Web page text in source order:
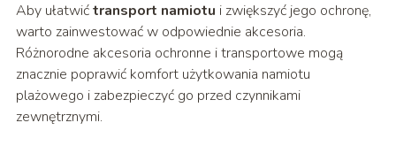
Aby ułatwićtransport namiotu i zwiększyć jego ochronę,
warto zainwestować w odpowiednie akcesoria.
Różnorodne akcesoria ochronne i transportowe mogą
znacznie poprawić komfort użytkowania namiotu
plażowego i zabezpieczyć go przed czynnikami
zewnętrznymi.